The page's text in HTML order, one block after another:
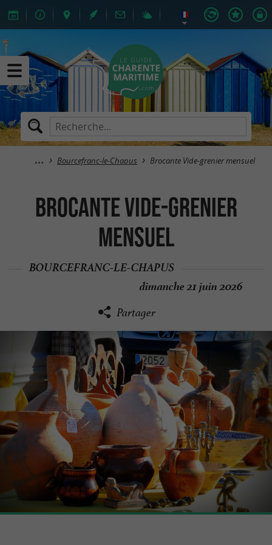
Bourcefranc-le-Chapus Brocante Vide-grenier mensuel
Brocante Vide-grenier
mensuel
BOURCEFRANC-LE-CHAPUS
dimanche 21 juin 2026
Partager